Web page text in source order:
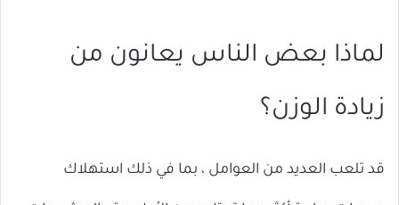
لماذا بعض الناس يعانون من
زيادة الوزن؟
قد تلعب العديد من العوامل ، بما في ذلك استهلاك